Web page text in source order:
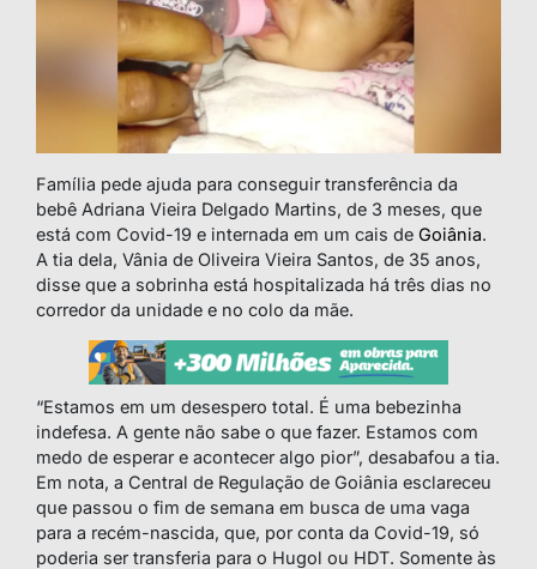
Família pede ajuda para conseguir transferência da
bebê Adriana Vieira Delgado Martins, de 3 meses, que
está com Covid-19 e internada em um cais de Goiânia.
A tia dela, Vânia de Oliveira Vieira Santos, de 35 anos,
disse que a sobrinha está hospitalizada há três dias no
corredor da unidade e no colo da mãe.
“Estamos em um desespero total. É uma bebezinha
indefesa. A gente não sabe o que fazer. Estamos com
medo de esperar e acontecer algo pior”, desabafou a tia.
Em nota, a Central de Regulação de Goiânia esclareceu
que passou o fim de semana em busca de uma vaga
para a recém-nascida, que, por conta da Covid-19, só
poderia ser transferia para o Hugol ou HDT. Somente às